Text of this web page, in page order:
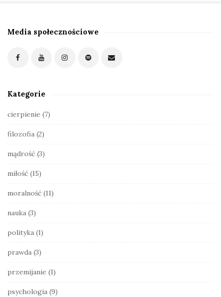
S
d
a
Media społecznościowe
Kategorie
cierpienie (7)
filozofia (2)
mądrość (3)
miłość (15)
moralność (11)
nauka (3)
polityka (1)
prawda (3)
przemijanie (1)
psychologia (9)